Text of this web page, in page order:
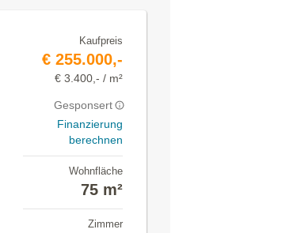
Kaufpreis
€ 255.000,-
€ 3.400,- / m²
Gesponsert
Finanzierung
berechnen
Wohnfläche
75 m²
Zimmer